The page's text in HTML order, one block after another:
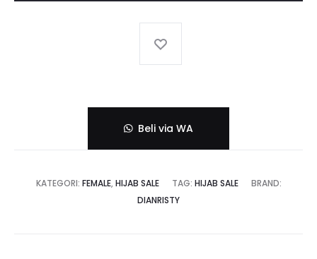
Beli via WA
KATEGORI: FEMALE, HIJAB SALE TAG: HIJAB SALE
BRAND:
DIANRISTY